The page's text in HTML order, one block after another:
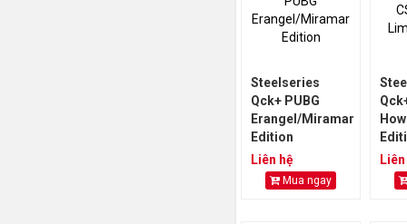
Steelseries
Qck+ PUBG
Erangel/Miramar
Edition
Liên hệ
Mua ngay